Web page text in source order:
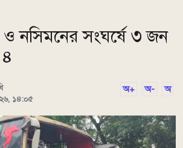
নসিমনের সংঘর্ষে ৩ জন
১৪:০৫
অ+ অ- অ